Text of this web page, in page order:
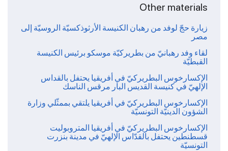
Other materials
زيارة حجّ لوفد من رهبان الكنيسة الأرثوذكسيّة الروسيّة إلى
مصر
لقاء وفد رهبانيّ من بطريركيّة موسكو برئيس الكنيسة
القبطيّة
الإكسارخوس البطريركيّ في أفريقيا يحتفل بالقداس
الإلهيّ في كنيسة القديس البار مرقس الناسك
الإكسارخوس البطريركيّ في أفريقيا يلتقي بممثّلي وزارة
الشؤون الدينيّة التونسيّة
الإكسارخوس البطريركيّ في أفريقيا المتروبوليت
قسطنطين يحتفل بالقدّاس الإلهيّ في مدينة بنزرت
التونسيّة